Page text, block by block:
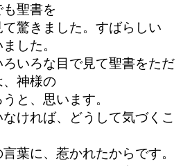
聖書を
驚きました。すばらしい
した。
いろな目で見て聖書をただ
神様の
と、思います。
なければ、どうして気づくこ
葉に、惹かれたからです。